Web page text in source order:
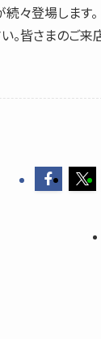
々登場します。
皆さまのご来